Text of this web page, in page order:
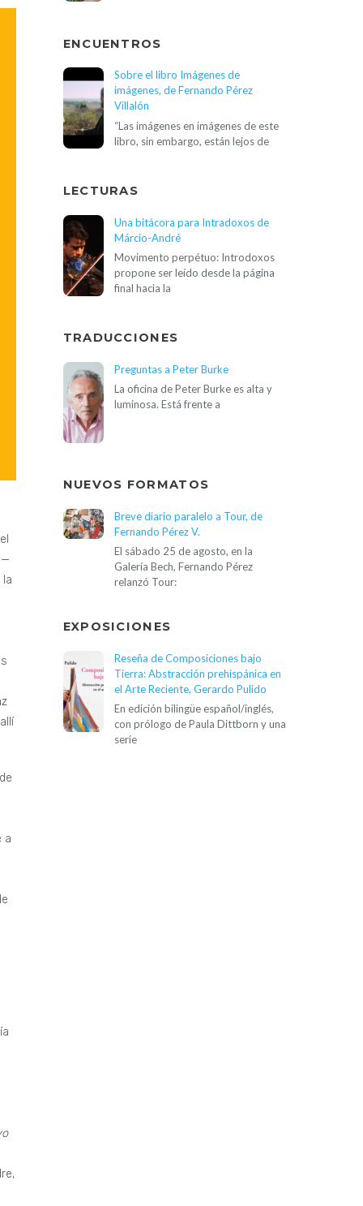
—
a
ENCUENTROS
Sobre el libro Imágenes de
imágenes, de Fernando Pérez
Villalón
“Las imágenes en imágenes de este
libro, sin embargo, están lejos de
LECTURAS
Una bitácora para Intradoxos de
Márcio-André
Movimento perpétuo: Introdoxos
propone ser leído desde la página
final hacia la
TRADUCCIONES
Preguntas a Peter Burke
La oficina de Peter Burke es alta y
luminosa. Está frente a
NUEVOS FORMATOS
Breve diario paralelo a Tour, de
Fernando Pérez V.
El sábado 25 de agosto, en la
Galería Bech, Fernando Pérez
relanzó Tour:
EXPOSICIONES
Reseña de Composiciones bajo
Tierra: Abstracción prehispánica en
el Arte Reciente, Gerardo Pulido
En edición bilingüe español/inglés,
con prólogo de Paula Dittborn y una
serie